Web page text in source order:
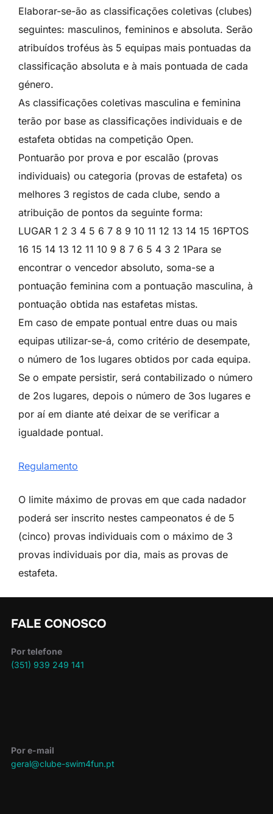
Elaborar-se-ão as classificações coletivas (clubes)
seguintes: masculinos, femininos e absoluta. Serão
atribuídos troféus às 5 equipas mais pontuadas da
classificação absoluta e à mais pontuada de cada
género.
As classificações coletivas masculina e feminina
terão por base as classificações individuais e de
estafeta obtidas na competição Open.
Pontuarão por prova e por escalão (provas
individuais) ou categoria (provas de estafeta) os
melhores 3 registos de cada clube, sendo a
atribuição de pontos da seguinte forma:
LUGAR 1 2 3 4 5 6 7 8 9 10 11 12 13 14 15 16PTOS
16 15 14 13 12 11 10 9 8 7 6 5 4 3 2 1Para se
encontrar o vencedor absoluto, soma-se a
pontuação feminina com a pontuação masculina, à
pontuação obtida nas estafetas mistas.
Em caso de empate pontual entre duas ou mais
equipas utilizar-se-á, como critério de desempate,
o número de 1os lugares obtidos por cada equipa.
Se o empate persistir, será contabilizado o número
de 2os lugares, depois o número de 3os lugares e
por aí em diante até deixar de se verificar a
igualdade pontual.
Regulamento
O limite máximo de provas em que cada nadador
poderá ser inscrito nestes campeonatos é de 5
(cinco) provas individuais com o máximo de 3
provas individuais por dia, mais as provas de
estafeta.
FALE CONOSCO
Por telefone
(351) 939 249 141
Por e-mail
geral@clube-swim4fun.pt